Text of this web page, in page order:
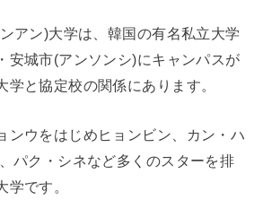
アン)大学は、韓国の有名私立大学
安城市(アンソンシ)にキャンパスが
学と協定校の関係にあります。
ンウをはじめヒョンビン、カン・ハ
パク・シネなど多くのスターを排
学です。